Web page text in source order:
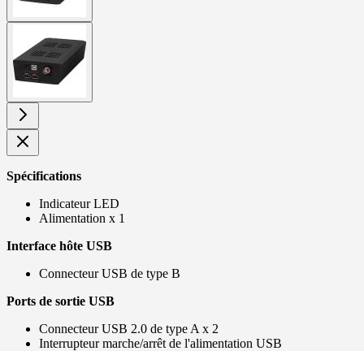
larger
image
Spécifications
Indicateur LED
Alimentation x 1
Interface hôte USB
Connecteur USB de type B
Ports de sortie USB
Connecteur USB 2.0 de type A x 2
Interrupteur marche/arrêt de l'alimentation USB